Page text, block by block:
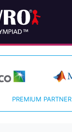
PREMIUM PARTNER